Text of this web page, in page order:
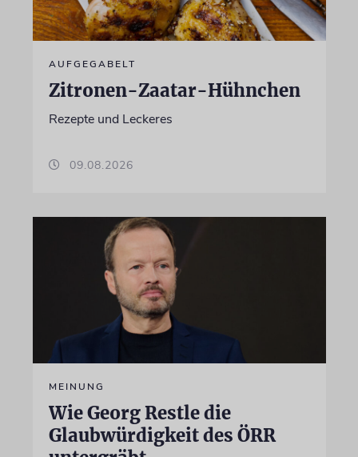
AUFGEGABELT
Zitronen-Zaatar-Hühnchen
Rezepte und Leckeres
09.08.2026
MEINUNG
Wie Georg Restle die
Glaubwürdigkeit des ÖRR